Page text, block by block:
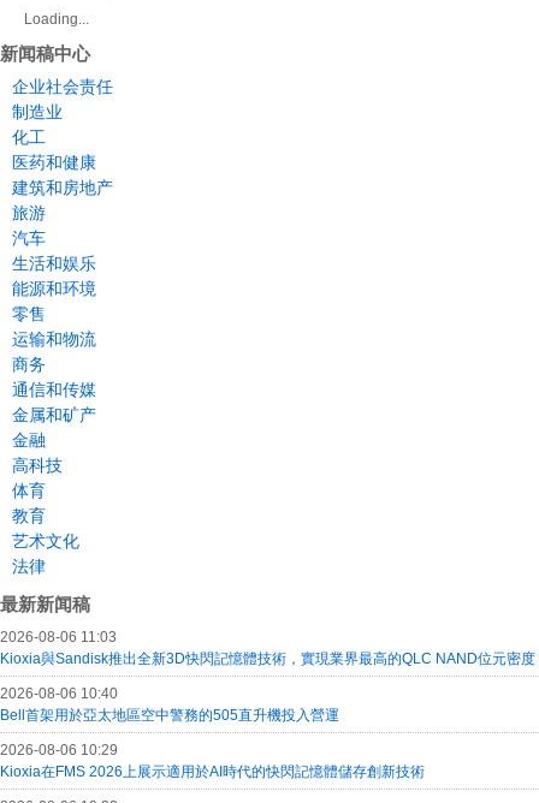
Loading...
新闻稿中心
企业社会责任
制造业
化工
医药和健康
建筑和房地产
旅游
汽车
生活和娱乐
能源和环境
零售
运输和物流
商务
通信和传媒
金属和矿产
金融
高科技
体育
教育
艺术文化
法律
最新新闻稿
2026-08-06 11:03
Kioxia與Sandisk推出全新3D快閃記憶體技術，實現業界最高的QLC NAND位元密度
2026-08-06 10:40
Bell首架用於亞太地區空中警務的505直升機投入營運
2026-08-06 10:29
Kioxia在FMS 2026上展示適用於AI時代的快閃記憶體儲存創新技術